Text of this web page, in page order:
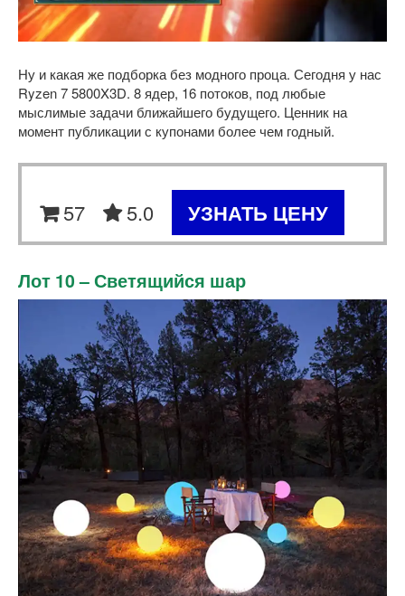
Ну и какая же подборка без модного проца. Сегодня у нас
Ryzen 7 5800X3D. 8 ядер, 16 потоков, под любые
мыслимые задачи ближайшего будущего. Ценник на
момент публикации с купонами более чем годный.
57 5.0 УЗНАТЬ ЦЕНУ
Лот 10 – Светящийся шар